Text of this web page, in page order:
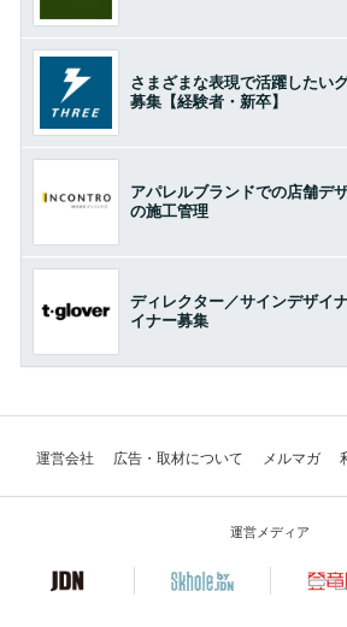
さまざまな表現で活躍したい
募集【経験者・新卒】
アパレルブランドでの店舗デ
の施工管理
ディレクター／サインデザイ
イナー募集
運営会社 広告・取材について メルマガ
運営メディア